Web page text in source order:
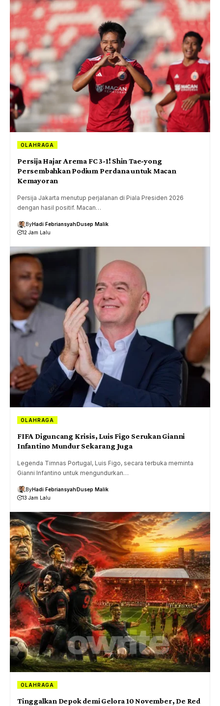
OLAHRAGA
Persija Hajar Arema FC 3-1! Shin Tae-yong
Persembahkan Podium Perdana untuk Macan
Kemayoran
Persija Jakarta menutup perjalanan di Piala Presiden 2026
dengan hasil positif. Macan…
ByHadi FebriansyahDusep Malik
12 Jam Lalu
OLAHRAGA
FIFA Diguncang Krisis, Luis Figo Serukan Gianni
Infantino Mundur Sekarang Juga
Legenda Timnas Portugal, Luis Figo, secara terbuka meminta
Gianni Infantino untuk mengundurkan…
ByHadi FebriansyahDusep Malik
13 Jam Lalu
OLAHRAGA
Tinggalkan Depok demi Gelora 10 November, De Red